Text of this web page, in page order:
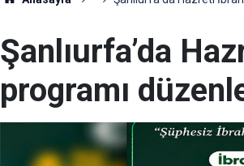
Şanlıurfa’da
programı